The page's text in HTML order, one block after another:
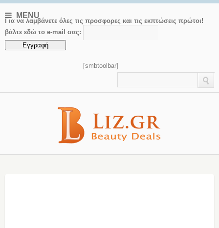
MENU
Για να λαμβάνετε όλες τις προσφορες και τις εκπτώσεις πρώτοι!
βάλτε εδώ το e-mail σας:
[smbtoolbar]